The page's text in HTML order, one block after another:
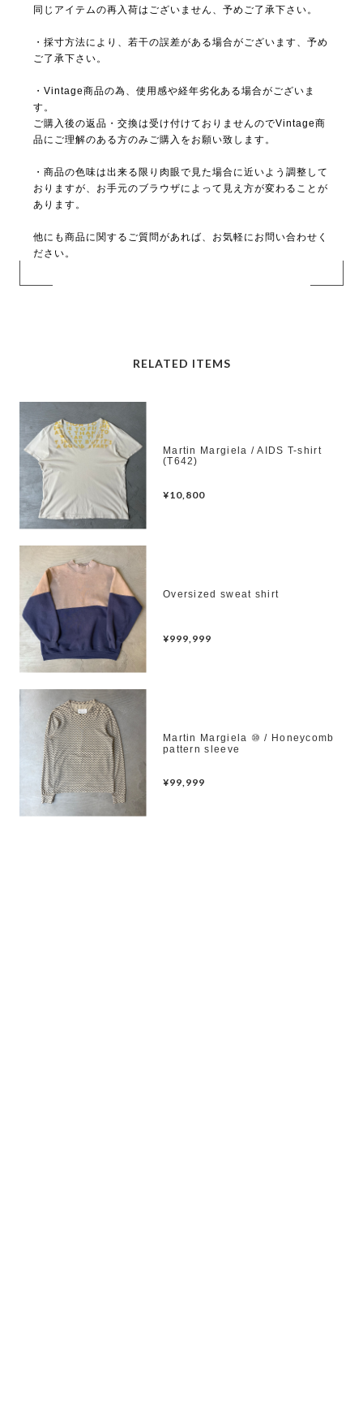
同じアイテムの再入荷はございません、予めご了承下さい。
・採寸方法により、若干の誤差がある場合がございます、予め
ご了承下さい。
・Vintage商品の為、使用感や経年劣化ある場合がございま
す。
ご購入後の返品・交換は受け付けておりませんのでVintage商
品にご理解のある方のみご購入をお願い致します。
・商品の色味は出来る限り肉眼で見た場合に近いよう調整して
おりますが、お手元のブラウザによって見え方が変わることが
あります。
他にも商品に関するご質問があれば、お気軽にお問い合わせく
ださい。
RELATED ITEMS
Martin Margiela / AIDS T-shirt
(T642)
¥10,800
Oversized sweat shirt
¥999,999
Martin Margiela ⑩ / Honeycomb
pattern sleeve
¥99,999